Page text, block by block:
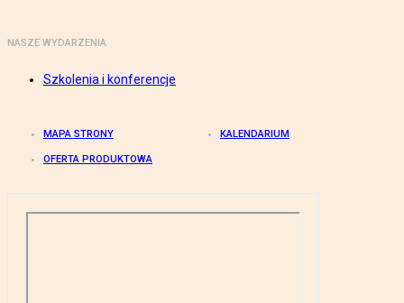
NASZE WYDARZENIA
Szkolenia i konferencje
MAPA STRONY KALENDARIUM
OFERTA PRODUKTOWA